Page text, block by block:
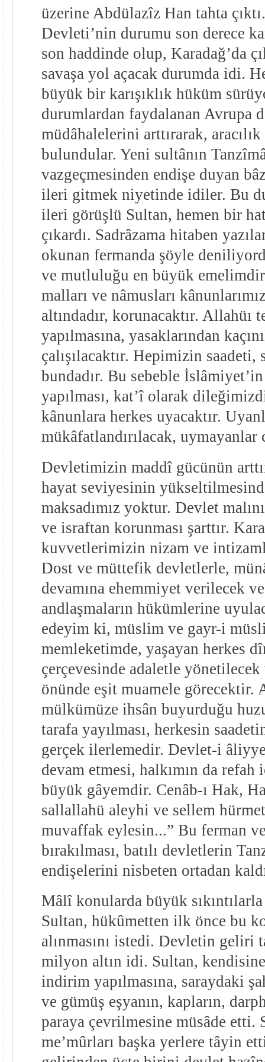
üzerine Abdülazîz Han tahta
Devleti’nin durumu son derece
son haddinde olup, Karadağ’da
savaşa yol açacak durumda idi.
büyük bir karışıklık hüküm
durumlardan faydalanan Avrupa
müdâhalelerini arttırarak,
bulundular. Yeni sultânın
vazgeçmesinden endişe duyan
ileri gitmek niyetinde idiler. Bu
ileri görüşlü Sultan, hemen bir
çıkardı. Sadrâzama hitaben
okunan fermanda şöyle
ve mutluluğu en büyük
malları ve nâmusları
altındadır, korunacaktır. Allahüı
yapılmasına, yasaklarından
çalışılacaktır. Hepimizin
bundadır. Bu sebeble
yapılması, kat’î olarak
kânunlara herkes uyacaktır.
mükâfatlandırılacak, uymayanlar
Devletimizin maddî gücünün
hayat seviyesinin
maksadımız yoktur. Devlet
ve israftan korunması şarttır.
kuvvetlerimizin nizam ve
Dost ve müttefik devletlerle,
devamına ehemmiyet verilecek
andlaşmaların hükümlerine
edeyim ki, müslim ve gayr-i
memleketimde, yaşayan herkes
çerçevesinde adaletle yönetilecek
önünde eşit muamele görecektir.
mülkümüze ihsân buyurduğu
tarafa yayılması, herkesin
gerçek ilerlemedir. Devlet-i
devam etmesi, halkımın da refah
büyük gâyemdir. Cenâb-ı Hak,
sallallahü aleyhi ve sellem
muvaffak eylesin...” Bu ferman
bırakılması, batılı devletlerin
endişelerini nisbeten ortadan
Mâlî konularda büyük sıkıntılarla
Sultan, hükûmetten ilk önce bu
alınmasını istedi. Devletin geliri
milyon altın idi. Sultan,
indirim yapılmasına, saraydaki
ve gümüş eşyanın, kapların,
paraya çevrilmesine müsâde etti.
me’mûrları başka yerlere tâyin